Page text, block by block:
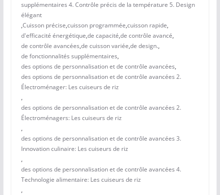
supplémentaires 4. Contrôle précis de la température 5. Design
élégant
,Cuisson précise,cuisson programmée,cuisson rapide,
d'efficacité énergétique,de capacité,de contrôle avancé,
de contrôle avancées,de cuisson variée,de design.,
de fonctionnalités supplémentaires,
des options de personnalisation et de contrôle avancées,
des options de personnalisation et de contrôle avancées 2.
Électroménager: Les cuiseurs de riz
,
des options de personnalisation et de contrôle avancées 2.
Électroménagers: Les cuiseurs de riz
,
des options de personnalisation et de contrôle avancées 3.
Innovation culinaire: Les cuiseurs de riz
,
des options de personnalisation et de contrôle avancées 4.
Technologie alimentaire: Les cuiseurs de riz
,